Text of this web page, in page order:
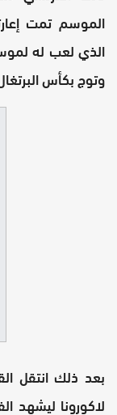
الموسم تمت
وتوج بكأس
بعد ذلك انتقل
لاكورونا ليشهد